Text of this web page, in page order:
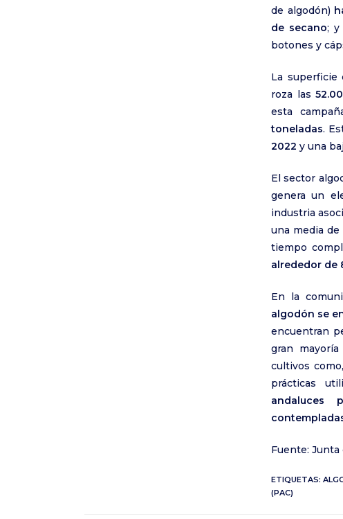
de algodón)
de secano; y
botones y
La superficie
roza las
esta
toneladas.
2022 y una
El sector
genera un
industria
una media de
tiempo
alrededor de
En la
algodón se
encuentran
gran
cultivos
prácticas
andaluces
Fuente: Junta
ETIQUETAS:
(PAC)